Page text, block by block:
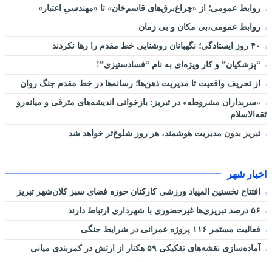
روابط عمومی؛ از «چراغ‌برق‌های قاسم‌خان» تا «مهندسیِ اعتبار»
روابط عمومی،بی مکان و بی زمان
“پزشکیان” و کار ویژه‌ای به نام “فسادستیزی”!
از تحریف واقعیت تا مدیریت ذهن‌ها؛ رسانه‌ها در خط مقدم جنگ روان
«سربداران مشروطه» در تبریز: بازخوانی اندیشه‌های مترقی و میانه‌رو
ثقه‌الاسلام
تبریز بدون مدیریت هوشمند، هر روز شلوغ‌تر خواهد شد
اخبار شهر
افتتاح نخستین المپیاد ورزشی کارکنان حوزه فضای سبز کلان‌شهر تبریز
فعالیت مستمر ۱۱۶ پروژه عمرانی در شرایط جنگی
آماده‌سازی نقشه‌های تفکیکی ۵۹ هکتار از ارتش در کمربندی میانی